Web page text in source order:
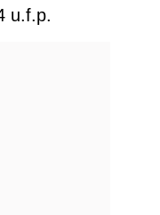
u.f.p.